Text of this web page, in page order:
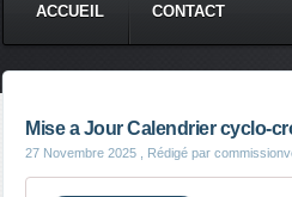
ACCUEIL CONTACT
Mise a Jour Calendrier cyclo-
27 Novembre 2025 , Rédigé par